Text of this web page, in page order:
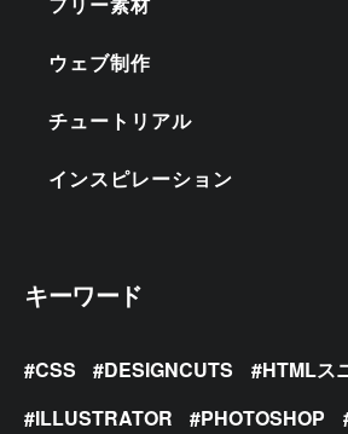
ウェブ制作
チュートリアル
インスピレーション
キーワード
CSS DESIGNCUTS
HTMLス
ILLUSTRATOR
PHOTOSHOP